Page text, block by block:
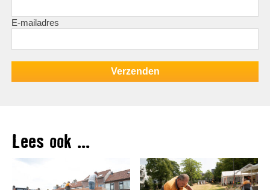
E-mailadres
Lees ook ...